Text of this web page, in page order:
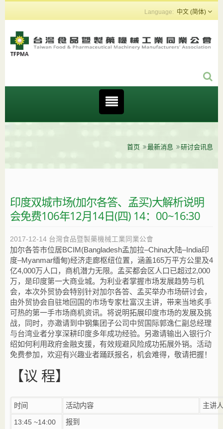
中文 (简体)
首页 最新消息 研讨会讯息
印度双城市场(加尔各答、孟买)大解析说明
会免费106年12月14日(四) 14：00~16:30
2017-12-14 台灣食品暨製藥機械工業同業公會
加尔各答市位居BCIM(Bangladesh孟加拉–China大陆–India印
度–Myanmar缅甸)经济走廊枢纽位置，涵盖165万平方公​​里及4
亿4,000万人口，商机潜力无限。孟买都会区人口已超过2,000
万，是印度第一大商业城。为利业者掌握市场发展趋势与机
会，本次外贸协会特别针对加尔各答、孟买举办市场研讨会，
由外贸协会自驻地回国的市场专家杜富汉主讲，带来当地炙手
可热的第一手市场商机资讯。将说明拓展印度市场的发展及挑
战，同时，亦邀请到中钢集团子公司中贸国际郭逸仁副总经理
与台湾业者分享深耕印度多年成功经验。另邀请输出入银行介
绍如何利用政府金融支援，有效规避风险成功拓展外销。活动
免费参加，欢迎有兴趣业者踊跃报名，机会难得，敬请把握！
【议 程】
时间 活动内容 主讲人
13:45 ~14:00 报到